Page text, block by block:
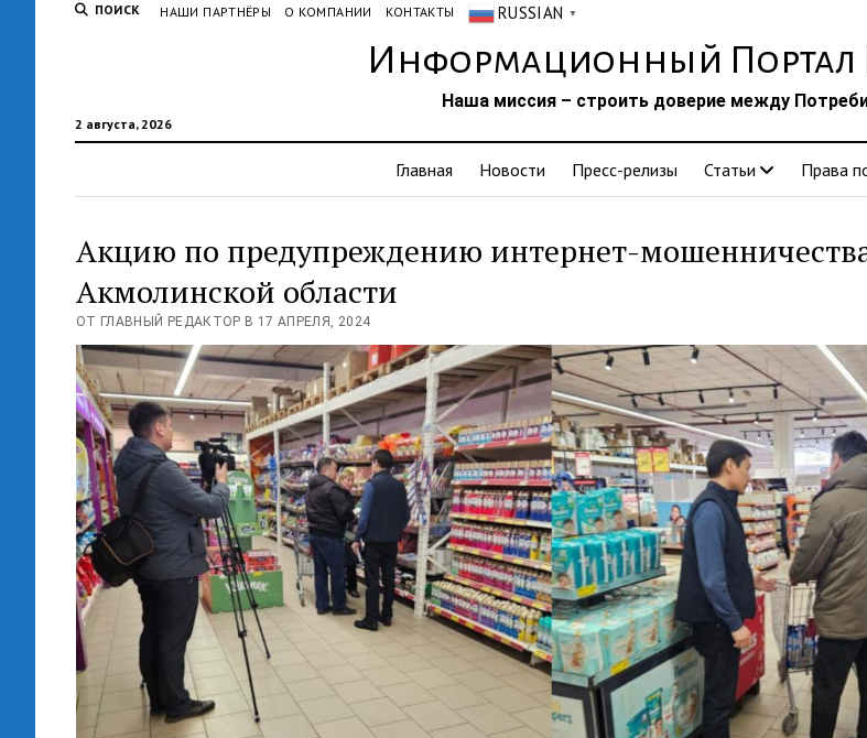
ПОИСК НАШИ ПАРТНЁРЫ О КОМПАНИИ КОНТАКТЫ RUSSIAN ▼
Информационный Портал
2 августа, 2026
Наша миссия – строить доверие между
Главная Новости Пресс-релизы Статьи Права
Акцию по предупреждению интернет-
Акмолинской области
ОТ ГЛАВНЫЙ РЕДАКТОР В 17 АПРЕЛЯ, 2024